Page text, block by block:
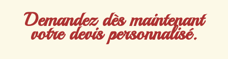
Demandez dès maintenant
votre devis personnalisé.